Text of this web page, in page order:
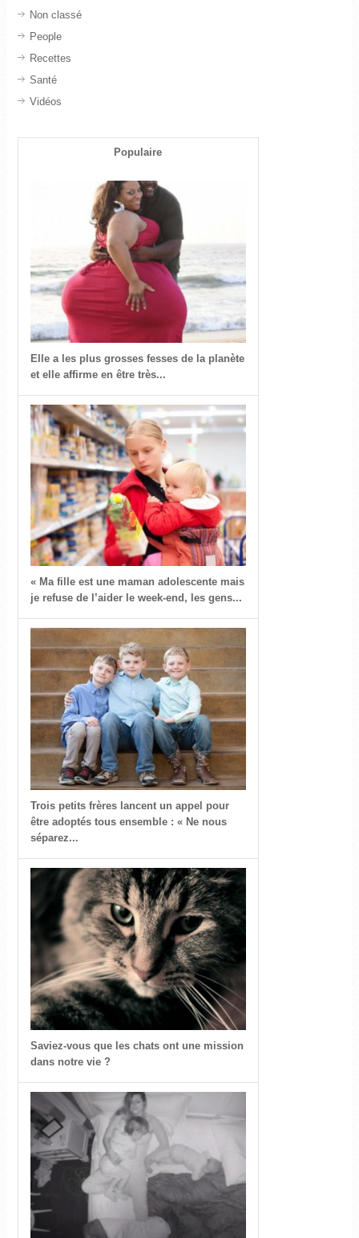
Non classé
People
Recettes
Santé
Vidéos
Populaire
Elle a les plus grosses fesses de la planète
et elle affirme en être très...
« Ma fille est une maman adolescente mais
je refuse de l’aider le week-end, les gens...
Trois petits frères lancent un appel pour
être adoptés tous ensemble : « Ne nous
séparez...
Saviez-vous que les chats ont une mission
dans notre vie ?